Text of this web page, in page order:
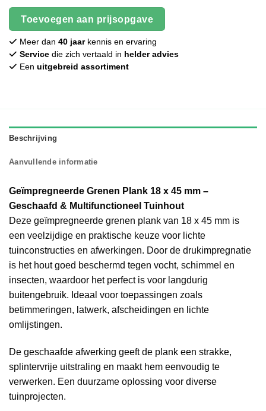
Toevoegen aan prijsopgave
Meer dan 40 jaarkennis en ervaring
Service die zich vertaald in helder advies
Een uitgebreid assortiment
Beschrijving
Aanvullende informatie
Geïmpregneerde Grenen Plank 18 x 45 mm –
Geschaafd & Multifunctioneel Tuinhout
Deze geïmpregneerde grenen plank van 18 x 45 mm is
een veelzijdige en praktische keuze voor lichte
tuinconstructies en afwerkingen. Door de drukimpregnatie
is het hout goed beschermd tegen vocht, schimmel en
insecten, waardoor het perfect is voor langdurig
buitengebruik. Ideaal voor toepassingen zoals
betimmeringen, latwerk, afscheidingen en lichte
omlijstingen.
De geschaafde afwerking geeft de plank een strakke,
splintervrije uitstraling en maakt hem eenvoudig te
verwerken. Een duurzame oplossing voor diverse
tuinprojecten.